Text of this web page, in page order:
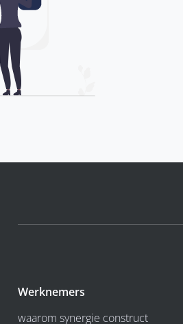
Werknemers
waarom synergie construct